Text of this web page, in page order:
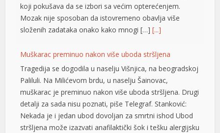
koji pokušava da se izbori sa većim opterećenjem.
Mozak nije sposoban da istovremeno obavlja više
složenih zadataka onako kako mnogi […][...]
Muškarac preminuo nakon više uboda stršljena
Tragedija se dogodila u naselju Višnjica, na beogradskoj
Paliluli. Na Milićevom brdu, u naselju Šainovac,
muškarac je preminuo nakon više uboda stršljena. Drugi
detalji za sada nisu poznati, piše Telegraf. Stanković:
Nekada je i jedan ubod dovoljan za smrtni ishod Ubod
stršljena može izazvati anafilaktički šok i tešku alergijsku